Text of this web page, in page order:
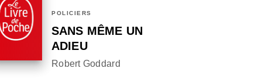
POLICIERS
SANS MÊME UN
ADIEU
Robert Goddard